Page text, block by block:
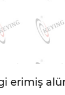
erimiş